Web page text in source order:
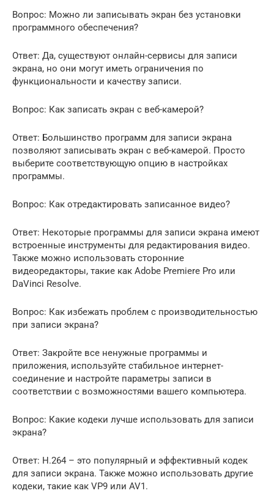
Вопрос: Можно ли записывать экран без установки
программного обеспечения?
Ответ: Да, существуют онлайн-сервисы для записи
экрана, но они могут иметь ограничения по
функциональности и качеству записи.
Вопрос: Как записать экран с веб-камерой?
Ответ: Большинство программ для записи экрана
позволяют записывать экран с веб-камерой. Просто
выберите соответствующую опцию в настройках
программы.
Вопрос: Как отредактировать записанное видео?
Ответ: Некоторые программы для записи экрана имеют
встроенные инструменты для редактирования видео.
Также можно использовать сторонние
видеоредакторы, такие как Adobe Premiere Pro или
DaVinci Resolve.
Вопрос: Как избежать проблем с производительностью
при записи экрана?
Ответ: Закройте все ненужные программы и
приложения, используйте стабильное интернет-
соединение и настройте параметры записи в
соответствии с возможностями вашего компьютера.
Вопрос: Какие кодеки лучше использовать для записи
экрана?
Ответ: H.264 – это популярный и эффективный кодек
для записи экрана. Также можно использовать другие
кодеки, такие как VP9 или AV1.